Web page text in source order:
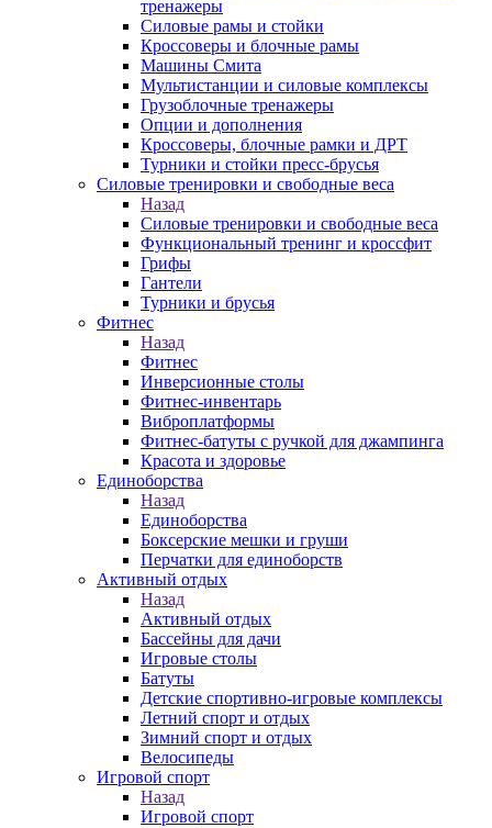
тренажеры
Силовые рамы и стойки
Кроссоверы и блочные рамы
Машины Смита
Мультистанции и силовые комплексы
Грузоблочные тренажеры
Опции и дополнения
Кроссоверы, блочные рамки и ДРТ
Турники и стойки пресс-брусья
Силовые тренировки и свободные веса
Назад
Силовые тренировки и свободные веса
Функциональный тренинг и кроссфит
Грифы
Гантели
Турники и брусья
Фитнес
Назад
Фитнес
Инверсионные столы
Фитнес-инвентарь
Виброплатформы
Фитнес-батуты с ручкой для джампинга
Красота и здоровье
Единоборства
Назад
Единоборства
Боксерские мешки и груши
Перчатки для единоборств
Активный отдых
Назад
Активный отдых
Бассейны для дачи
Игровые столы
Батуты
Детские спортивно-игровые комплексы
Летний спорт и отдых
Зимний спорт и отдых
Велосипеды
Игровой спорт
Назад
Игровой спорт